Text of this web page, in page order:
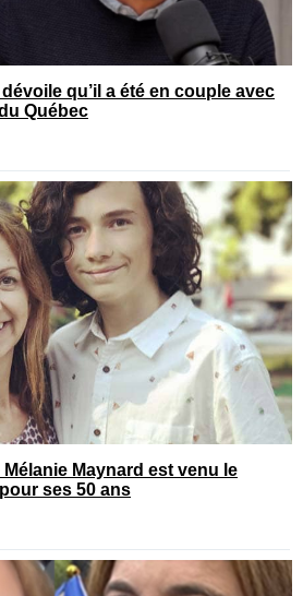
qu’il a été en couple avec
Québec
Maynard est venu le
ses 50 ans